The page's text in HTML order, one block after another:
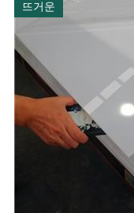
뜨거운